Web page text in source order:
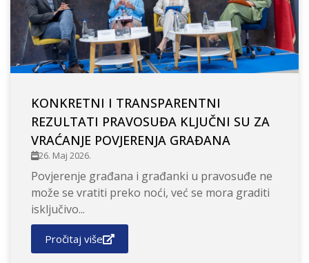
KONKRETNI I TRANSPARENTNI
REZULTATI PRAVOSUĐA KLJUČNI SU ZA
VRAĆANJE POVJERENJA GRAĐANA
26. Maj 2026.
Povjerenje građana i građanki u pravosuđe ne
može se vratiti preko noći, već se mora graditi
isključivo...
Pročitaj više